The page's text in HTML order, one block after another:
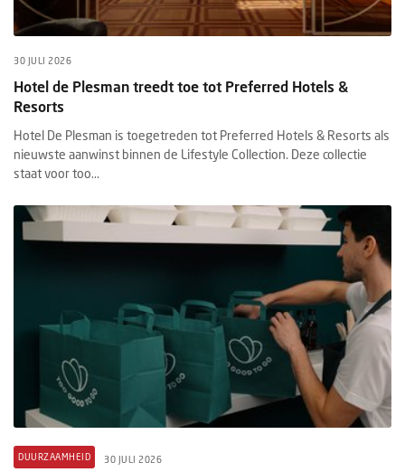
30 JULI 2026
Hotel de Plesman treedt toe tot Preferred Hotels &
Resorts
Hotel De Plesman is toegetreden tot Preferred Hotels & Resorts als
nieuwste aanwinst binnen de Lifestyle Collection. Deze collectie
staat voor too...
DUURZAAMHEID 30 JULI 2026